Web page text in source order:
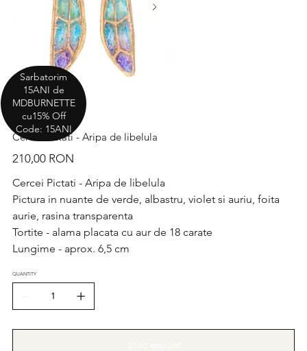
Cercei Pictati - Aripa de libelula
Preț
210,00 RON
Cercei Pictati - Aripa de libelula
Pictura in nuante de verde, albastru, violet si auriu, foita
aurie, rasina transparenta
Tortite - alama placata cu aur de 18 carate
Lungime - aprox. 6,5 cm
QUANTITY
Sarbatorim
15ANI de
MDBURNETTE
cu15% Off
Code: 15ANI